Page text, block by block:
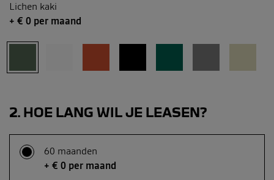
Lichen kaki
+ € 0 per maand
2 HOE LANG WIL JE LEASEN?
60 maanden
+ € 0 per maand